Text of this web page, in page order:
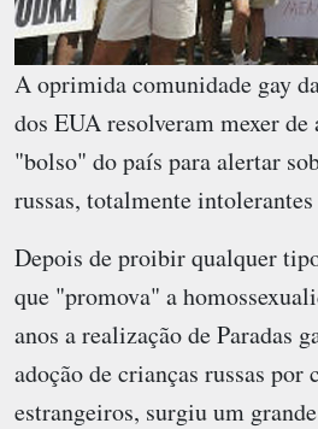
A oprimida comunidade gay
dos EUA resolveram mexer
"bolso" do país para alertar
russas, totalmente
Depois de proibir qualquer
que "promova" a
anos a realização de Paradas
adoção de crianças russas por
estrangeiros, surgiu um